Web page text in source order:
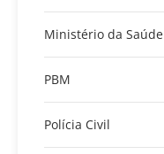
Ministério da Saúde
PBM
Polícia Civil